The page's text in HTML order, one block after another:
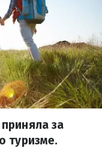
за
туризме.